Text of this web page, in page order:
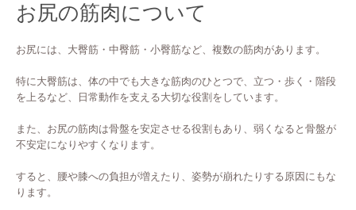
お尻の筋肉について
お尻には、大臀筋・中臀筋・小臀筋など、複数の筋肉があります。
特に大臀筋は、体の中でも大きな筋肉のひとつで、立つ・歩く・階段
を上るなど、日常動作を支える大切な役割をしています。
また、お尻の筋肉は骨盤を安定させる役割もあり、弱くなると骨盤が
不安定になりやすくなります。
すると、腰や膝への負担が増えたり、姿勢が崩れたりする原因にもな
ります。